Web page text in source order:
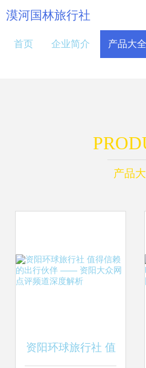
漠河国林旅行社
首页 企业简介 产品大全
产品
资阳环球旅行社 值